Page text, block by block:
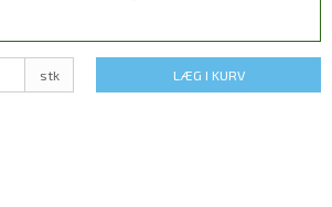
stk LÆG I KURV